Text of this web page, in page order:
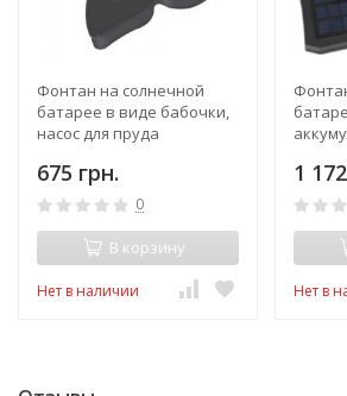
Фонтан на солнечной
батарее в виде бабочки,
насос для пруда
675 грн.
0
В корзину
Нет в наличии
1
Нет в